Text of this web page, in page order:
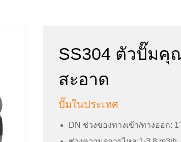
SS304 ตัวปั๊มคุ
สะอาด
ปั๊มในประเทศ
DN ช่วงของทางเข้า/ทางออก: